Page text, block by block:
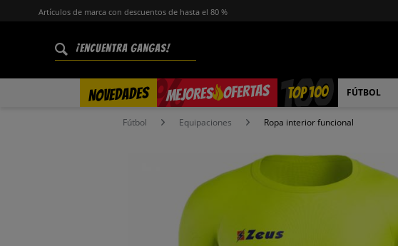
Artículos de marca con descuentos de hasta el 80 %
NOVEDADES MEJORES OFERTAS
% TOP 100 FÚTBOL
Fútbol Equipaciones Ropa interior funcional